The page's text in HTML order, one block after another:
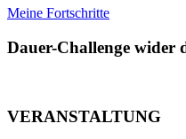
Meine Fortschritte
Dauer-Challenge wider
VERANSTALTUNG